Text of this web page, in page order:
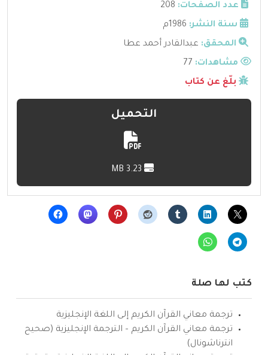
عدد الصفحات: 208
سنة النشر: 1986م
المحقق: عبدالقادر أحمد عطا
مشاهدات:
بلّغ عن كتاب
التحميل
كتب لها صلة
ترجمة معاني القرآن الكريم إلى اللغة الإنجليزية
ترجمة معاني القرآن الكريم – الترجمة الإنجليزية (صحيح
انترناشونال)